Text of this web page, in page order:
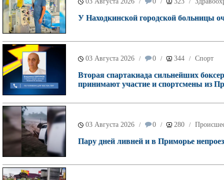
/ / /
У Находкинской городской больницы
03 Августа 2026 / 0 / 344 / Спорт
Вторая спартакиада сильнейших
принимают участие и спортсмены из
03 Августа 2026 / 0 / 280 /
Пару дней ливней и в Приморье